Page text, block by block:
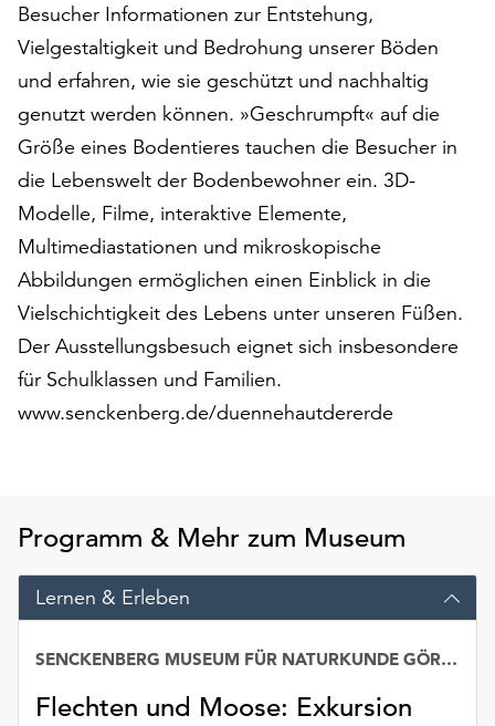
Ihr
Einverständnis
jederzeit
und
widerrufen.
Dafür
steht
Ihnen
am
Ende
der
Seite
die
Schaltfläche
„Cookie-
Cookies
werden
auch
ohne
Einverständnis
ausgeführt.
Besucher Informationen zur Entstehung,
Vielgestaltigkeit und Bedrohung unserer Böden
und erfahren, wie sie geschützt und nachhaltig
genutzt werden können. »Geschrumpft« auf die
Größe eines Bodentieres tauchen die Besucher in
die Lebenswelt der Bodenbewohner ein. 3D-
Modelle, Filme, interaktive Elemente,
Multimediastationen und mikroskopische
Abbildungen ermöglichen einen Einblick in die
Vielschichtigkeit des Lebens unter unseren Füßen.
Der Ausstellungsbesuch eignet sich insbesondere
für Schulklassen und Familien.
www.senckenberg.de/duennehautdererde
Programm & Mehr zum Museum
Lernen & Erleben
Flechten und Moose: Exkursion
SENCKENBERG MUSEUM FÜR NATURKUNDE GÖRLITZ